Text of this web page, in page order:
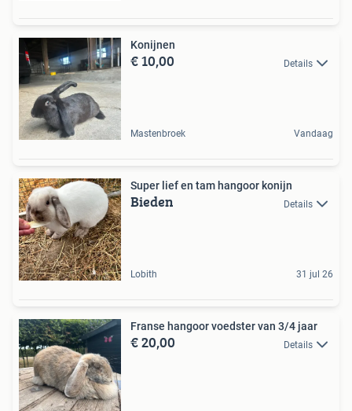
Konijnen
€ 10,00 Details
Mastenbroek Vandaag
Super lief en tam hangoor konijn
Bieden Details
Lobith 31 jul 26
Franse hangoor voedster van 3/4 jaar
€ 20,00 Details